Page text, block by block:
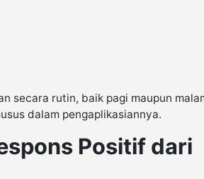
secara rutin, baik pagi maupun
dalam pengaplikasiannya.
Positif dari